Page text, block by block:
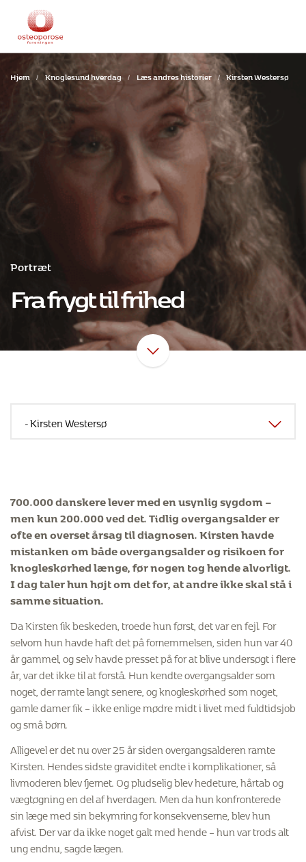
Hjem / Knoglesund hverdag / Læs andres historier / Kirsten Westersø
Portræt
Fra frygt til frihed
700.000 danskere lever med en usynlig sygdom –
men kun 200.000 ved det. Tidlig overgangsalder er
ofte en overset årsag til diagnosen. Kirsten havde
mistanken om både overgangsalder og risikoen for
knogleskørhed længe, før nogen tog hende alvorligt.
I dag taler hun højt om det for, at andre ikke skal stå i
samme situation.
Da Kirsten fik beskeden, troede hun først, det var en fejl. For
selvom hun havde haft det på fornemmelsen, siden hun var 40
år gammel, og selv havde presset på for at blive undersøgt i flere
år, var det ikke til at forstå. Hun kendte overgangsalder som
noget, der ramte langt senere, og knogleskørhed som noget,
gamle damer fik – ikke enlige mødre midt i livet med fuldtidsjob
og små børn.
Alligevel er det nu over 25 år siden overgangsalderen ramte
Kirsten. Hendes sidste graviditet endte i komplikationer, så
livmoderen blev fjernet. Og pludselig blev hedeture, hårtab og
vægtøgning en del af hverdagen. Men da hun konfronterede
sin læge med sin bekymring for konsekvenserne, blev hun
afvist. Der var da ikke noget galt med hende – hun var trods alt
ung endnu, sagde lægen.